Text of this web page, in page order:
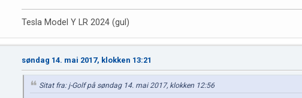
Tesla Model Y LR 2024 (gul)
søndag 14. mai 2017, klokken 13:21
Sitat fra: j-Golf på søndag 14. mai 2017, klokken 12:56